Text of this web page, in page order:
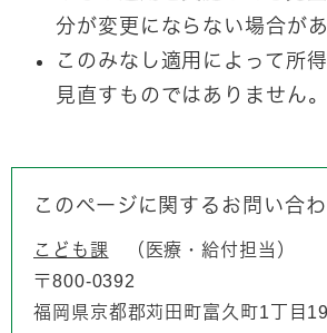
分が変更にならない場合があ
このみなし適用によって所
見直すものではありません。
このページに関するお問い合
こども課
医療・給付担当
〒800-0392
福岡県京都郡苅田町富久町1丁目